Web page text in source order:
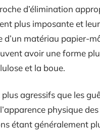
d’élimination
plus imposante et
d’un matériau papier-
avoir une forme
et la boue.
agressifs que les
physique
étant généralement